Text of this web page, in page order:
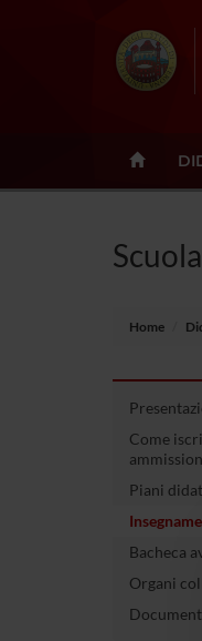
Home
Come
Piani
Bacheca
Organi